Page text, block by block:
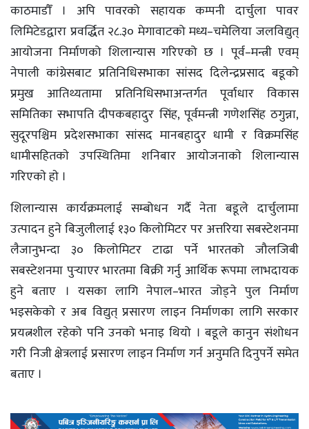
काठमाडौँ । अपि पावरको सहायक कम्पनी दार्चुला पावर
लिमिटेडद्वारा प्रवर्द्धित २८.३० मेगावाटको मध्य–चमेलिया जलविद्युत्
आयोजना निर्माणको शिलान्यास गरिएको छ । पूर्व–मन्त्री एवम्
नेपाली कांग्रेसबाट प्रतिनिधिसभाका सांसद दिलेन्द्रप्रसाद बडूको
प्रमुख आतिथ्यतामा प्रतिनिधिसभाअन्तर्गत पूर्वाधार विकास
समितिका सभापति दीपकबहादुर सिंह, पूर्वमन्त्री गणेशसिंह ठगुन्ना,
सुदूरपश्चिम प्रदेशसभाका सांसद मानबहादुर धामी र विक्रमसिंह
धामीसहितकाे उपस्थितिमा शनिबार आयाेजनाकाे शिलान्यास
गरिएकाे हाे ।
शिलान्यास कार्यक्रमलाई सम्बोधन गर्दै नेता बडूले दार्चुलामा
उत्पादन हुने बिजुलीलाई १३० किलोमिटर पर अत्तरिया सबस्टेशनमा
लैजानुभन्दा ३० किलोमिटर टाढा पर्ने भारतको जौलजिबी
सबस्टेशनमा पुर्‍याएर भारतमा बिक्री गर्नु आर्थिक रूपमा लाभदायक
हुने बताए । यसका लागि नेपाल–भारत जोड्ने पुल निर्माण
भइसकेको र अब विद्युत् प्रसारण लाइन निर्माणका लागि सरकार
प्रयत्नशील रहेको पनि उनको भनाइ थियो । बडूले कानुन संशोधन
गरी निजी क्षेत्रलाई प्रसारण लाइन निर्माण गर्न अनुमति दिनुपर्ने समेत
बताए ।